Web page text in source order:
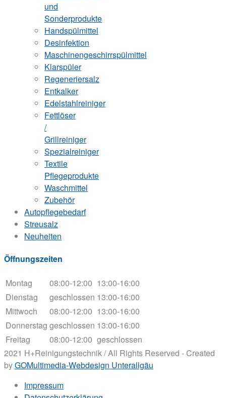
und
Sonderprodukte
Handspülmittel
Desinfektion
Maschinengeschirrspülmittel
Klarspüler
Regeneriersalz
Entkalker
Edelstahlreiniger
Fettlöser
/
Grillreiniger
Spezialreiniger
Textile
Pflegeprodukte
Waschmittel
Zubehör
Autopflegebedarf
Streusalz
Neuheiten
Öffnungszeiten
Montag 08:00-12:00 13:00-16:00
Dienstag
geschlossen 13:00-16:00
Mittwoch
08:00-12:00 13:00-16:00
Donnerstag geschlossen 13:00-16:00
Freitag
08:00-12:00 geschlossen
2021 H+Reinigungstechnik / All Rights Reserved - Created
byGOMultimedia-Webdesign Unterallgäu
Impressum